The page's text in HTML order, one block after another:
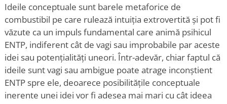
Ideile conceptuale sunt barele metaforice de
combustibil pe care rulează intuiția extrovertită și pot fi
văzute ca un impuls fundamental care animă psihicul
ENTP, indiferent cât de vagi sau improbabile par aceste
idei sau potențialități uneori. Într-adevăr, chiar faptul că
ideile sunt vagi sau ambigue poate atrage inconștient
ENTP spre ele, deoarece posibilitățile conceptuale
inerente unei idei vor fi adesea mai mari cu cât ideea